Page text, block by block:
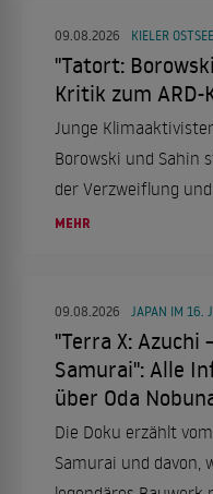
09.08.2026 KIELER
"Tatort:
Kritik zum
Junge
Borowski und Sahin
der Verzweiflung
MEHR
09.08.2026 JAPAN IM 16.
"Terra X: Azuchi
Samurai": Alle
über Oda
Die Doku erzählt
Samurai und davon,